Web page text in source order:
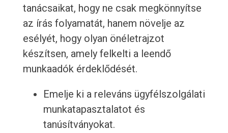
tanácsaikat, hogy ne csak megkönnyítse
az írás folyamatát, hanem növelje az
esélyét, hogy olyan önéletrajzot
készítsen, amely felkelti a leendő
munkaadók érdeklődését.
Emelje ki a releváns ügyfélszolgálati
munkatapasztalatot és
tanúsítványokat.